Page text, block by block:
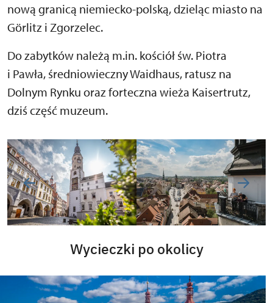
nową granicą niemiecko-polską, dzieląc miasto na
Görlitz i Zgorzelec.
Do zabytków należą m.in. kościół św. Piotra
i Pawła, średniowieczny Waidhaus, ratusz na
Dolnym Rynku oraz forteczna wieża Kaisertrutz,
dziś część muzeum.
Wycieczki po okolicy